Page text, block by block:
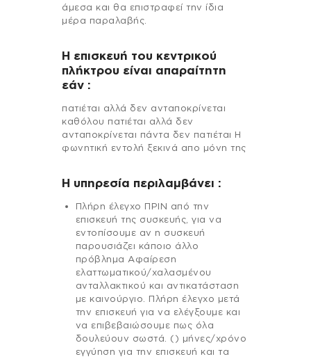
άμεσα και θα επιστραφεί την ίδια
μέρα παραλαβής.
Η επισκευή του κεντρικού
πλήκτρου είναι απαραίτητη
εάν :
πατιέται αλλά δεν ανταποκρίνεται
καθόλου πατιέται αλλά δεν
ανταποκρίνεται πάντα δεν πατιέται Η
φωνητική εντολή ξεκινά απο μόνη της
H υπηρεσία περιλαμβάνει :
Πλήρη έλεγχο ΠΡΙΝ από την
επισκευή της συσκευής, για να
εντοπίσουμε αν η συσκευή
παρουσιάζει κάποιο άλλο
πρόβλημα Αφαίρεση
ελαττωματικού/χαλασμένου
ανταλλακτικού και αντικατάσταση
με καινούργιο. Πλήρη έλεγχο μετά
την επισκευή για να ελέγξουμε και
να επιβεβαιώσουμε πως όλα
δουλεύουν σωστά. () μήνες/χρόνο
εγγύηση για την επισκευή και τα